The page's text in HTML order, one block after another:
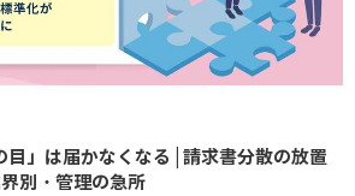
」は届かなくなる | 請求書分散の放置
別・管理の急所